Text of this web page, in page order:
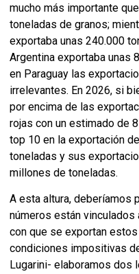
mucho más importante
toneladas de granos;
exportaba unas 240.000
Argentina exportaba unas
en Paraguay las
irrelevantes. En 2026, si
por encima de las
rojas con un estimado de
top 10 en la exportación
toneladas y sus
millones de toneladas.
A esta altura, deberíamos
números están vinculados
con que se exportan
condiciones impositivas
Lugarini- elaboramos dos